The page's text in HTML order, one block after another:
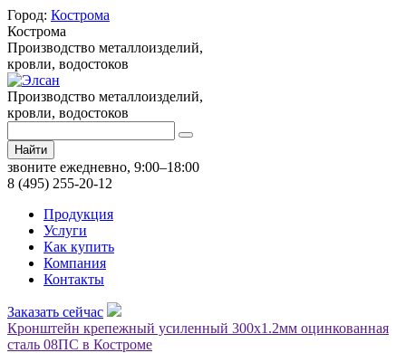
Город: Кострома
Кострома
Производство металлоизделий,
кровли, водостоков
Производство металлоизделий,
кровли, водостоков
Найти
звоните ежедневно, 9:00–18:00
8 (495) 255-20-12
Продукция
Услуги
Как купить
Компания
Контакты
Заказать сейчас
Кронштейн крепежный усиленный 300х1.2мм оцинкованная
сталь 08ПС в Костроме